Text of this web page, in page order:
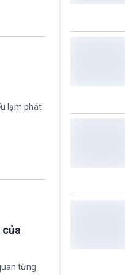
lạm phát
của
từng